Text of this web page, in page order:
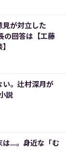
見が対立した
の回答は【工藤
い。辻村深月が
説
は...。身近な「む